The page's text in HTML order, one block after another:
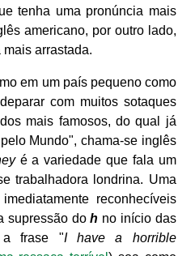
tenha uma pronúncia mais
americano, por outro lado,
arrastada.
em um país pequeno como
com muitos sotaques
mais famosos, do qual já
Mundo", chama-se inglês
é a variedade que fala um
trabalhadora londrina. Uma
reconhecíveis
supressão doh no início das
a frase "I have a horrible